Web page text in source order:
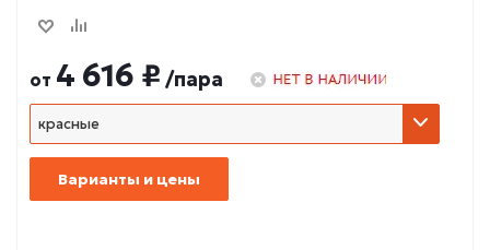
от 4 616 ₽ /пара
красные
Варианты и цены